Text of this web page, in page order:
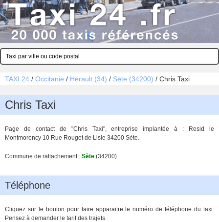
TAXI 24 / Occitanie / Hérault (34) / Sète (34200) / Chris Taxi
Chris Taxi
Page de contact de "Chris Taxi", entreprise implantée à : Resid le
Montmorency 10 Rue Rouget de Lisle 34200 Sète.
Commune de rattachement : Sète (34200)
Téléphone
Cliquez sur le bouton pour faire apparaitre le numéro de téléphone du taxi.
Pensez à demander le tarif des trajets.